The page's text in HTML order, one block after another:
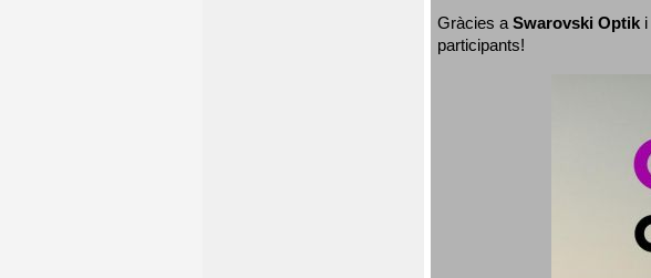
Gràcies a Swarovski Optik i
participants!